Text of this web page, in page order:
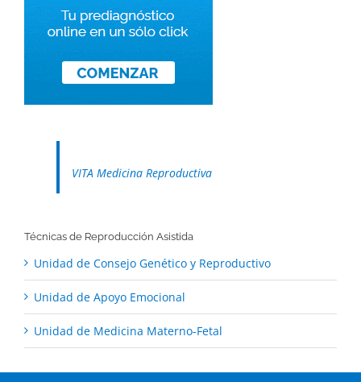
VITA Medicina Reproductiva
Técnicas de Reproducción Asistida
Unidad de Consejo Genético y Reproductivo
Unidad de Apoyo Emocional
Unidad de Medicina Materno-Fetal